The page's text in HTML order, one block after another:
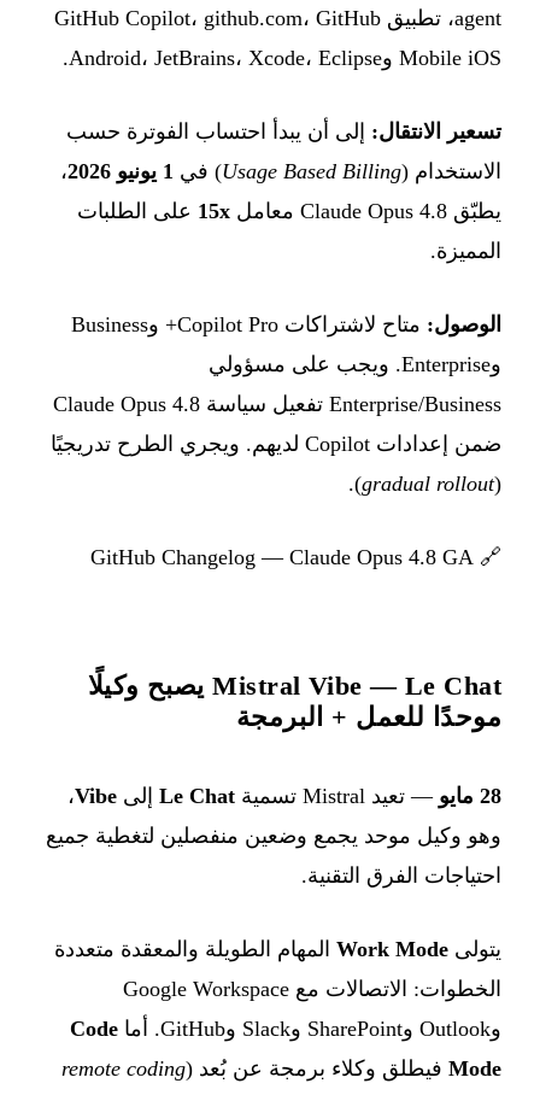
agent، تطبيق GitHub Copilot، github.com، GitHub
Mobile iOS وAndroid، JetBrains، Xcode، Eclipse.
تسعير الانتقال: إلى أن يبدأ احتساب الفوترة حسب
الاستخدام (Usage Based Billing) في 1 يونيو 2026
،
يطبّق Claude Opus 4.8 معامل
15x على الطلبات
المميزة.
الوصول:
متاح لاشتراكات Copilot Pro+ وBusiness
وEnterprise. ويجب على مسؤولي
Enterprise/Business تفعيل سياسة Claude Opus 4.8
ضمن إعدادات Copilot لديهم. ويجري الطرح تدريجيًا
(
gradual rollout
).
🔗
GitHub Changelog — Claude Opus 4.8 GA
Mistral Vibe — Le Chat يصبح وكيلًا
موحدًا للعمل + البرمجة
28 مايو — تعيد Mistral تسمية Le Chat إلى Vibe،
وهو وكيل موحد يجمع وضعين منفصلين لتغطية جميع
احتياجات الفرق التقنية.
يتولى Work Mode المهام الطويلة والمعقدة متعددة
الخطوات: الاتصالات مع Google Workspace
وOutlook وSharePoint وSlack وGitHub. أما
Code
Mode فيطلق وكلاء برمجة عن بُعد (remote coding